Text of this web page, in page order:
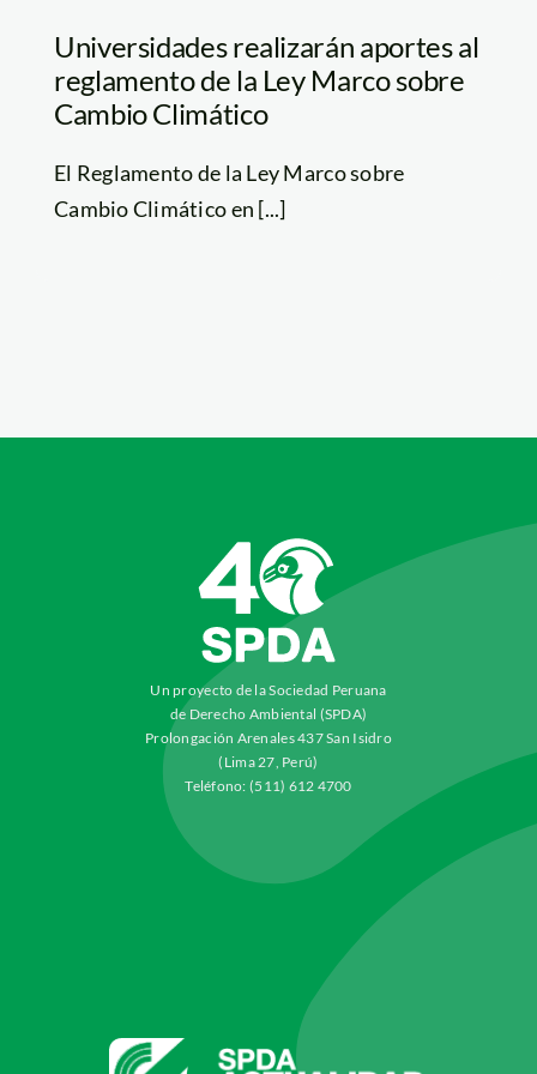
Universidades realizarán aportes al
reglamento de la Ley Marco sobre
Cambio Climático
El Reglamento de la Ley Marco sobre
Cambio Climático en [...]
Un proyecto de la Sociedad Peruana
de Derecho Ambiental (SPDA)
Prolongación Arenales 437 San Isidro
(Lima 27, Perú)
Teléfono: (511) 612 4700